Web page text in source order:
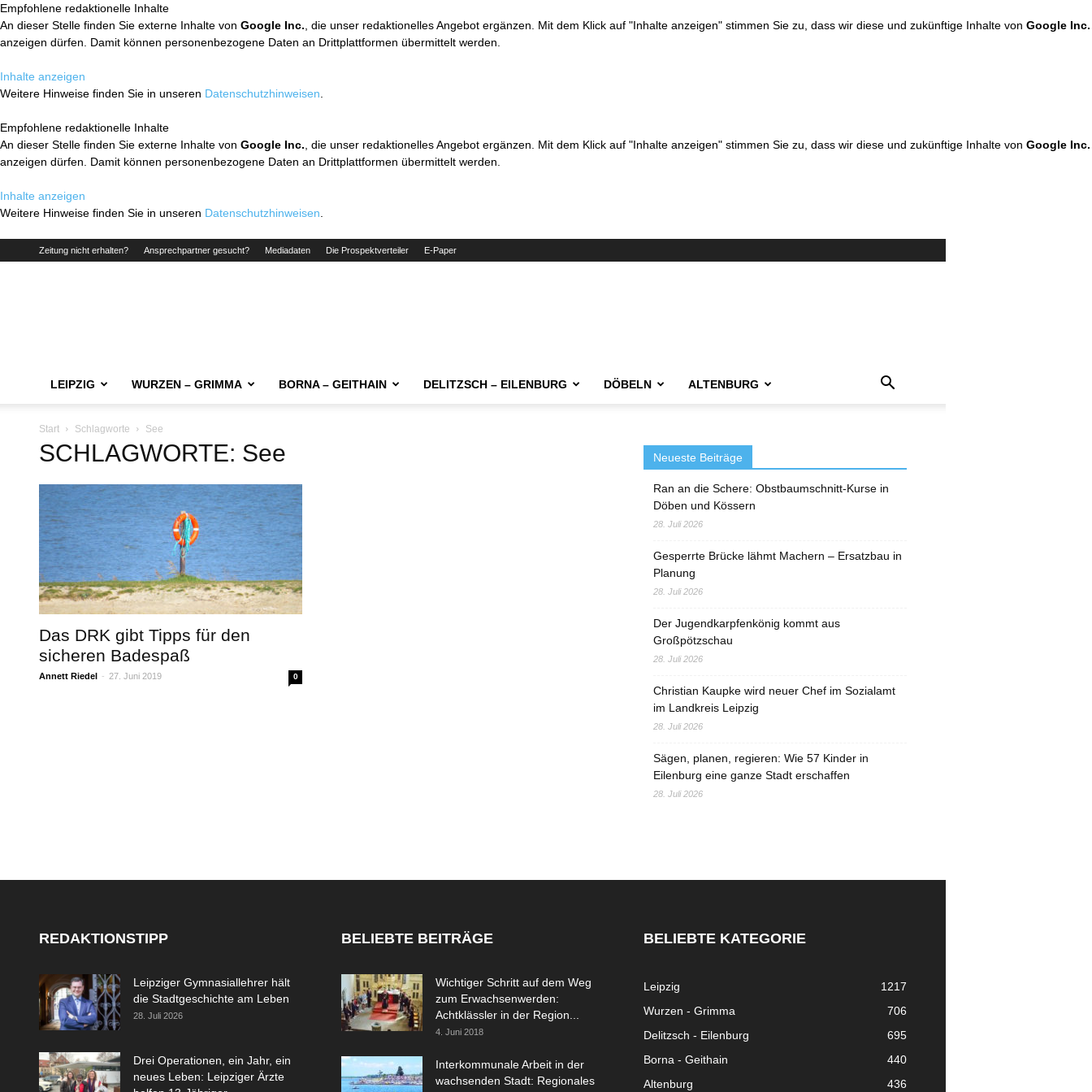
Empfohlene redaktionelle Inhalte
An dieser Stelle finden Sie externe Inhalte von Google Inc. , die unser redaktionelles Angebot ergänzen. Mit dem Klick auf "Inhalte anzeigen" stimmen Sie zu, dass wir diese und zukünftige Inhalte von Google Inc.
anzeigen dürfen. Damit können personenbezogene Daten an Drittplattformen übermittelt werden.
Inhalte anzeigen
Weitere Hinweise finden Sie in unseren Datenschutzhinweisen
Empfohlene redaktionelle Inhalte
An dieser Stelle finden Sie externe Inhalte von Google Inc. , die unser redaktionelles Angebot ergänzen. Mit dem Klick auf "Inhalte anzeigen" stimmen Sie zu, dass wir diese und zukünftige Inhalte von Google Inc.
anzeigen dürfen. Damit können personenbezogene Daten an Drittplattformen übermittelt werden.
Inhalte anzeigen
Weitere Hinweise finden Sie in unseren Datenschutzhinweisen
Zeitung nicht erhalten? Ansprechpartner gesucht? Mediadaten Die Prospektverteiler E-Paper
LEIPZIG WURZEN – GRIMMA BORNA – GEITHAIN DELITZSCH – EILENBURG DÖBELN ALTENBURG
Start Schlagworte See
SCHLAGWORTE: See
Das DRK gibt Tipps für den
sicheren Badespaß
Annett Riedel - 27. Juni 2019 0
Neueste Beiträge
Ran an die Schere: Obstbaumschnitt-Kurse in
Döben und Kössern
28. Juli 2026
Gesperrte Brücke lähmt Machern – Ersatzbau in
Planung
28. Juli 2026
Der Jugendkarpfenkönig kommt aus
Großpötzschau
28. Juli 2026
Christian Kaupke wird neuer Chef im Sozialamt
im Landkreis Leipzig
28. Juli 2026
Sägen, planen, regieren: Wie 57 Kinder in
Eilenburg eine ganze Stadt erschaffen
28. Juli 2026
REDAKTIONSTIPP
Leipziger Gymnasiallehrer hält
die Stadtgeschichte am Leben
28. Juli 2026
Drei Operationen, ein Jahr, ein
neues Leben: Leipziger Ärzte
BELIEBTE BEITRÄGE
Wichtiger Schritt auf dem Weg
zum Erwachsenwerden:
Achtklässler in der Region...
4. Juni 2018
Interkommunale Arbeit in der
wachsenden Stadt: Regionales
BELIEBTE KATEGORIE
Leipzig
1217
Wurzen - Grimma
706
Delitzsch - Eilenburg
695
Borna - Geithain
440
Altenburg
436